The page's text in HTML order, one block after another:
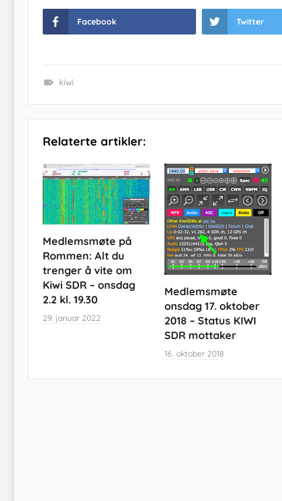
Facebook Twitter
kiwi
Relaterte artikler:
Medlemsmøte på
Rommen: Alt du
trenger å vite om
Kiwi SDR – onsdag
2.2 kl. 19.30
29. januar 2022
Medlemsmøte
onsdag 17. oktober
2018 – Status KIWI
SDR mottaker
16. oktober 2018